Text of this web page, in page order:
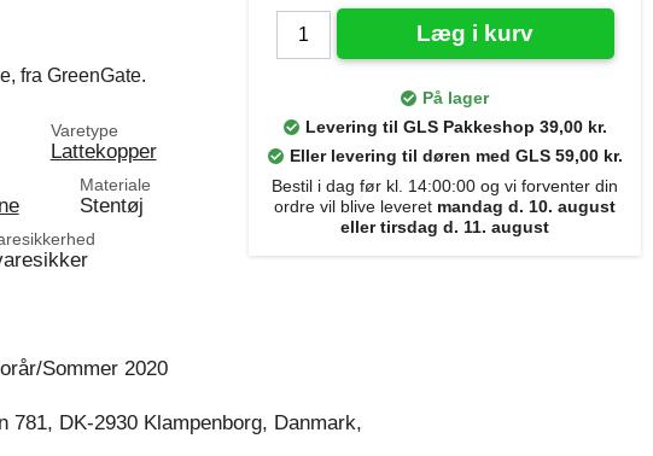
Læg i kurv
På lager
Levering til GLS Pakkeshop 39,00 kr.
Eller levering til døren med GLS 59,00 kr.
Bestil i dag før kl. 14:00:00 og vi forventer din
ordre vil blive leveret mandag d. 10. august
eller tirsdag d. 11. august
fra GreenGate.
Varetype
Lattekopper
Materiale
Stentøj
Sommer 2020
781, DK-2930 Klampenborg, Danmark,